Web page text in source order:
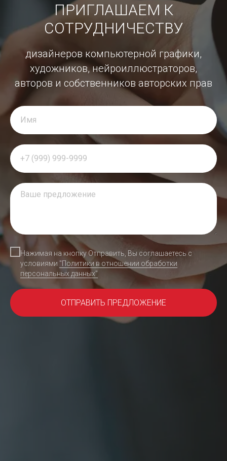
ПРИГЛАШАЕМ К
СОТРУДНИЧЕСТВУ
дизайнеров компьютерной графики,
художников, нейроиллюстраторов,
авторов и собственников авторских прав
Нажимая на кнопку Отправить, Вы соглашаетесь с
условиями "Политики в отношении обработки
персональных данных"
ОТПРАВИТЬ ПРЕДЛОЖЕНИЕ